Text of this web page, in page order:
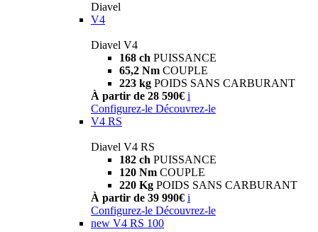
Diavel
V4
Diavel V4
168 ch PUISSANCE
65,2 Nm COUPLE
223 kg POIDS SANS CARBURANT
À partir de 28 590€ i
Configurez-le Découvrez-le
V4 RS
Diavel V4 RS
182 ch PUISSANCE
120 Nm COUPLE
220 Kg POIDS SANS CARBURANT
À partir de 39 990€ i
Configurez-le Découvrez-le
new V4 RS 100